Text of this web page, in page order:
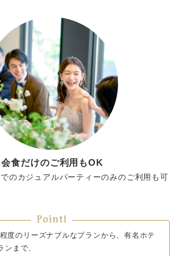
食だけのご利用もOK
のカジュアルパーティーのみのご利用も可
Point!
度のリーズナブルなプランから、有名ホテ
ンまで、